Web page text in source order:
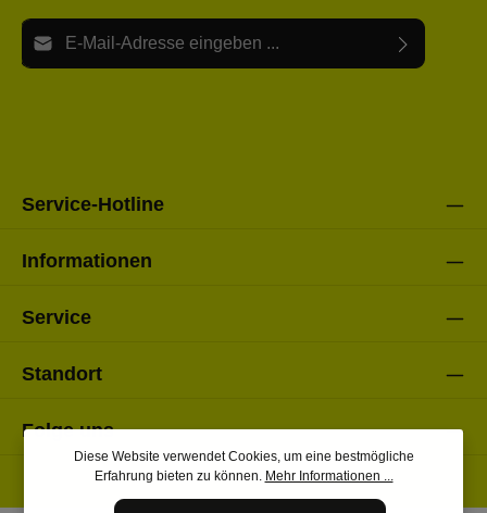
E-Mail-Adresse*
Service-Hotline
Informationen
Service
Standort
Folge uns
Diese Website verwendet Cookies, um eine bestmögliche
Erfahrung bieten zu können. Mehr Informationen ...